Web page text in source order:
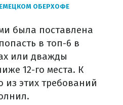
ОБЕРХОФЕ
была поставлена
в топ-6 в
или дважды
12-го места. К
этих требований